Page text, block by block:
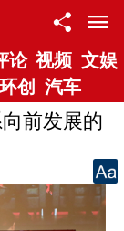
论 视频 文娱
环创 汽车
前发展的